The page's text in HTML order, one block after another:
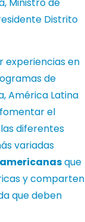
Ministro de
Distrito
experiencias en
de
América Latina
el
diferentes
variadas
que
y comparten
que deben